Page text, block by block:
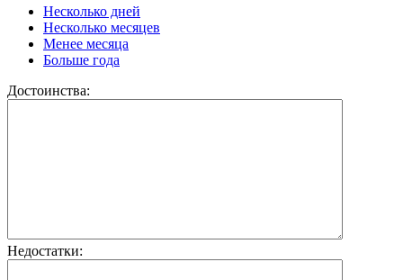
Несколько дней
Несколько месяцев
Менее месяца
Больше года
Достоинства:
Недостатки: